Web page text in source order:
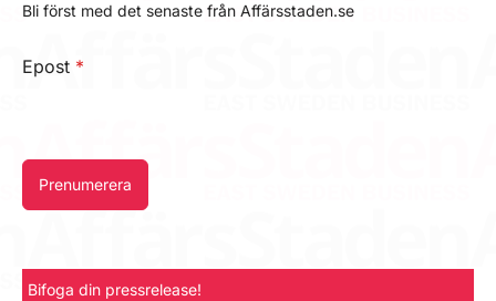
Bli först med det senaste från Affärsstaden.se
Epost *
Prenumerera
Bifoga din pressrelease!